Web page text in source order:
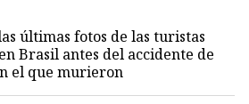
últimas fotos de las turistas
Brasil antes del accidente de
el que murieron